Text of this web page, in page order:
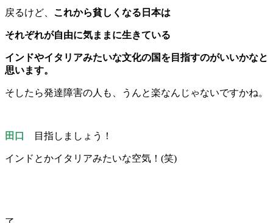
戻るけど、 これから貧しくなる日本は
それぞれが自由に気ままに生きている
インドやイタリアみたいな文化の国を目指すのがいいかなと
思います。
そしたら発達障害の人も、うんと楽なんじゃないですかね。
田口 目指しましょう！
インドとかイタリアみたいな空気！(笑)